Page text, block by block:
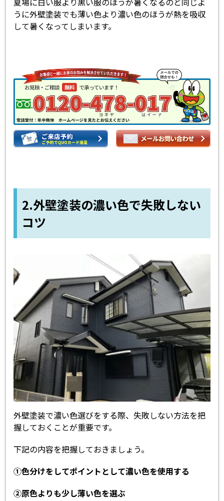
うに外壁塗装でも薄い色より濃い色のほうが熱を吸収
して暑くなってしまいます。
2.外壁塗装の濃い色で失敗しない
コツ
外壁塗装で濃い色選びをする際、失敗しない方法を把
握しておくことが重要です。
下記の内容を把握しておきましょう。
①色分けをしてポイントとして濃い色を使用する
②原色よりも少し薄い色を選ぶ